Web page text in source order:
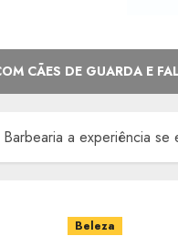
CÃES DE GUARDA E
Barbearia a experiência
Beleza